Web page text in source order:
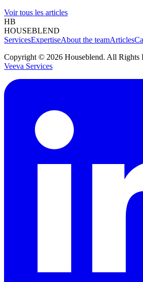
Voir tous les articles
HB
HOUSEBLEND
ServicesExpertiseAbout the teamArticles
Copyright © 2026 Houseblend. All Rights
Veeva Services